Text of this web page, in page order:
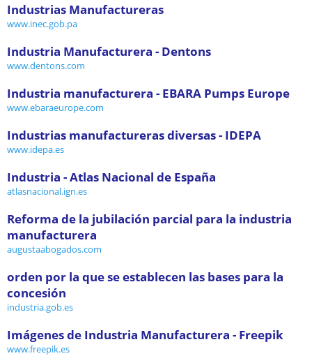
Industrias Manufactureras
www.inec.gob.pa
Industria Manufacturera - Dentons
www.dentons.com
Industria manufacturera - EBARA Pumps Europe
www.ebaraeurope.com
Industrias manufactureras diversas - IDEPA
www.idepa.es
Industria - Atlas Nacional de España
atlasnacional.ign.es
Reforma de la jubilación parcial para la industria
manufacturera
augustaabogados.com
orden por la que se establecen las bases para la
concesión
industria.gob.es
Imágenes de Industria Manufacturera - Freepik
www.freepik.es